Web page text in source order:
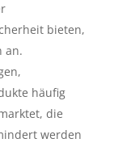
bieten,
an.
häufig
die
werden